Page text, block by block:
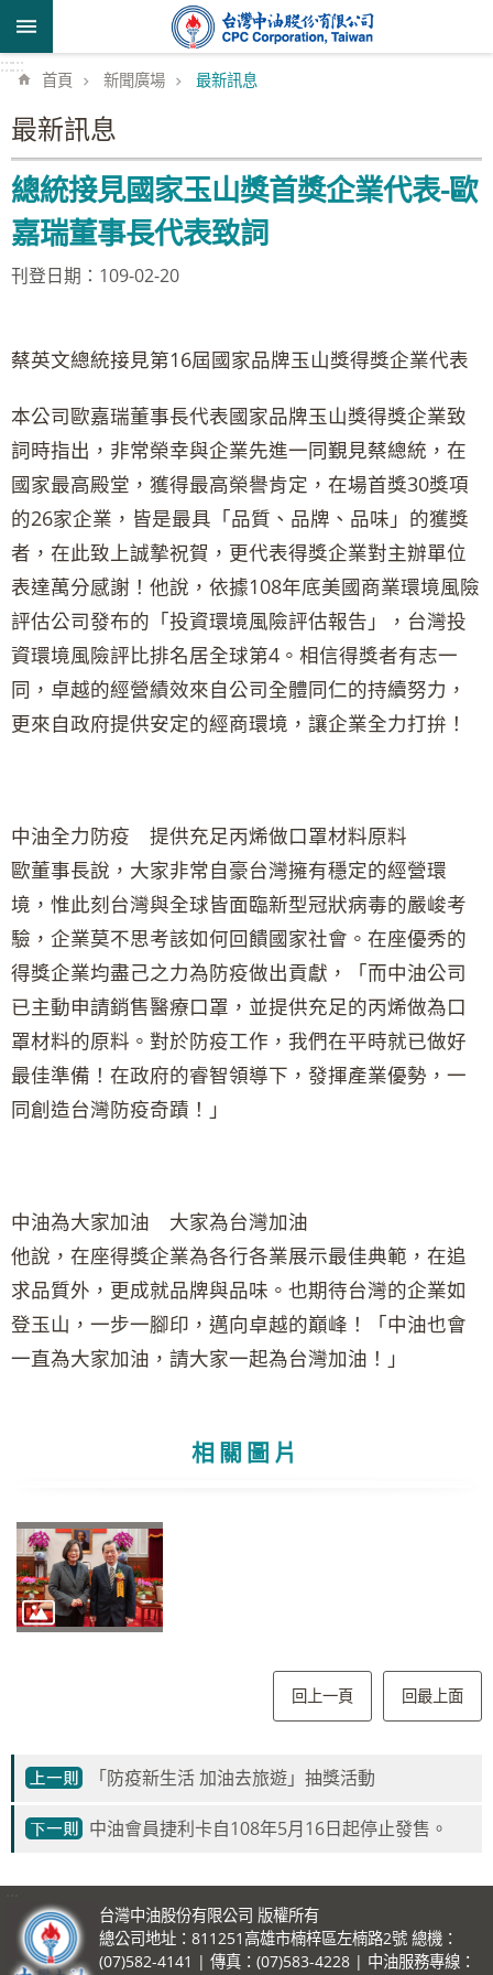
跳到主要內容區塊
::::::
首頁 新聞廣場 最新訊息
最新訊息
總統接見國家玉山獎首獎企業代表-歐
嘉瑞董事長代表致詞
刊登日期：109-02-20
蔡英文總統接見第16屆國家品牌玉山獎得獎企業代表
本公司歐嘉瑞董事長代表國家品牌玉山獎得獎企業致
詞時指出，非常榮幸與企業先進一同覲見蔡總統，在
國家最高殿堂，獲得最高榮譽肯定，在場首獎30獎項
的26家企業，皆是最具「品質、品牌、品味」的獲獎
者，在此致上誠摯祝賀，更代表得獎企業對主辦單位
表達萬分感謝！他說，依據108年底美國商業環境風險
評估公司發布的「投資環境風險評估報告」，台灣投
資環境風險評比排名居全球第4。相信得獎者有志一
同，卓越的經營績效來自公司全體同仁的持續努力，
更來自政府提供安定的經商環境，讓企業全力打拚！
中油全力防疫 提供充足丙烯做口罩材料原料
歐董事長說，大家非常自豪台灣擁有穩定的經營環
境，惟此刻台灣與全球皆面臨新型冠狀病毒的嚴峻考
驗，企業莫不思考該如何回饋國家社會。在座優秀的
得獎企業均盡己之力為防疫做出貢獻，「而中油公司
已主動申請銷售醫療口罩，並提供充足的丙烯做為口
罩材料的原料。對於防疫工作，我們在平時就已做好
最佳準備！在政府的睿智領導下，發揮產業優勢，一
同創造台灣防疫奇蹟！」
中油為大家加油 大家為台灣加油
他說，在座得獎企業為各行各業展示最佳典範，在追
求品質外，更成就品牌與品味。也期待台灣的企業如
登玉山，一步一腳印，邁向卓越的巔峰！「中油也會
一直為大家加油，請大家一起為台灣加油！」
相關圖片
回上一頁 回最上面
「防疫新生活 加油去旅遊」抽獎活動
中油會員捷利卡自108年5月16日起停止發售。
台灣中油股份有限公司 版權所有
總公司地址：811251高雄市楠梓區左楠路2號 總機：
(07)582-4141 | 傳真：(07)583-4228 | 中油服務專線：